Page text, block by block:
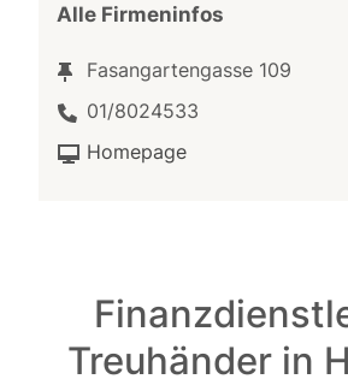
Alle Firmeninfos
Fasangartengasse 109
01/8024533
Homepage
Treuhänder in